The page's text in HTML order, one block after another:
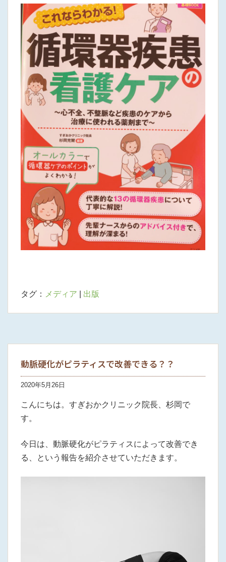
タグ： メディア 出版
動脈硬化がピラティスで改善できる？？
2020年5月26日
こんにちは。すぎおかクリニック院長、杉岡で
す。
今日は、動脈硬化がピラティスによって改善でき
る、という報告を紹介させていただきます。